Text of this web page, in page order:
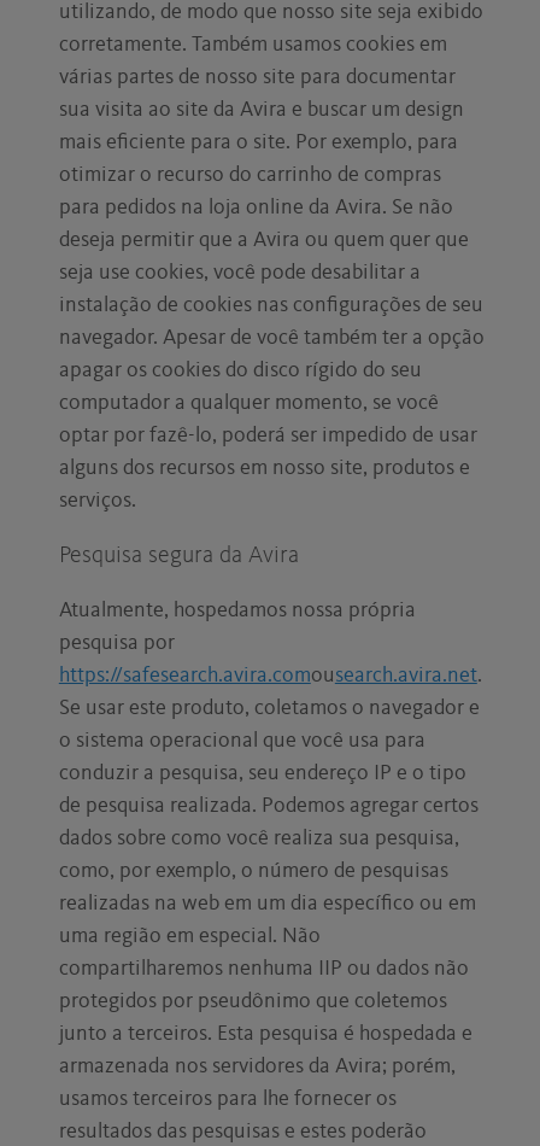
utilizando, de modo que nosso site seja exibido
corretamente. Também usamos cookies em
várias partes de nosso site para documentar
sua visita ao site da Avira e buscar um design
mais eficiente para o site. Por exemplo, para
otimizar o recurso do carrinho de compras
para pedidos na loja online da Avira. Se não
deseja permitir que a Avira ou quem quer que
seja use cookies, você pode desabilitar a
instalação de cookies nas configurações de seu
navegador. Apesar de você também ter a opção
apagar os cookies do disco rígido do seu
computador a qualquer momento, se você
optar por fazê-lo, poderá ser impedido de usar
alguns dos recursos em nosso site, produtos e
serviços.
Pesquisa segura da Avira
Atualmente, hospedamos nossa própria
pesquisa por
https://safesearch.avira.comousearch.avira.net.
Se usar este produto, coletamos o navegador e
o sistema operacional que você usa para
conduzir a pesquisa, seu endereço IP e o tipo
de pesquisa realizada. Podemos agregar certos
dados sobre como você realiza sua pesquisa,
como, por exemplo, o número de pesquisas
realizadas na web em um dia específico ou em
uma região em especial. Não
compartilharemos nenhuma IIP ou dados não
protegidos por pseudônimo que coletemos
junto a terceiros. Esta pesquisa é hospedada e
armazenada nos servidores da Avira; porém,
usamos terceiros para lhe fornecer os
resultados das pesquisas e estes poderão